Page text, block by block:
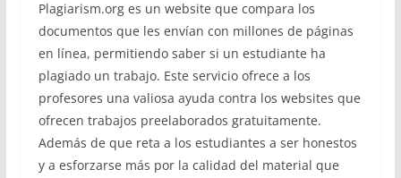
Plagiarism.org es un website que compara los
documentos que les envían con millones de páginas
en línea, permitiendo saber si un estudiante ha
plagiado un trabajo. Este servicio ofrece a los
profesores una valiosa ayuda contra los websites que
ofrecen trabajos preelaborados gratuitamente.
Además de que reta a los estudiantes a ser honestos
y a esforzarse más por la calidad del material que